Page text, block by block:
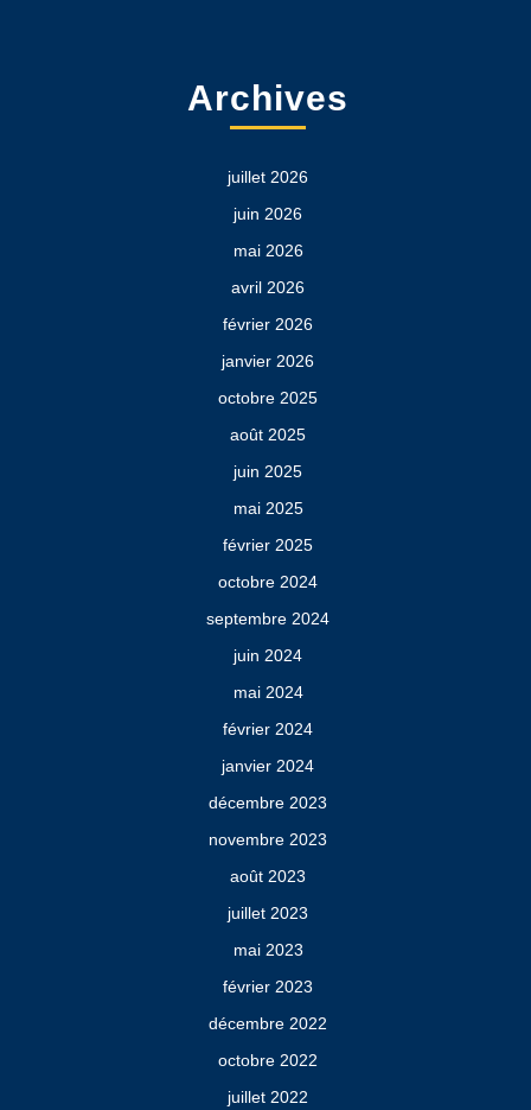
Archives
juillet 2026
juin 2026
mai 2026
avril 2026
février 2026
janvier 2026
octobre 2025
août 2025
juin 2025
mai 2025
février 2025
octobre 2024
septembre 2024
juin 2024
mai 2024
février 2024
janvier 2024
décembre 2023
novembre 2023
août 2023
juillet 2023
mai 2023
février 2023
décembre 2022
octobre 2022
juillet 2022